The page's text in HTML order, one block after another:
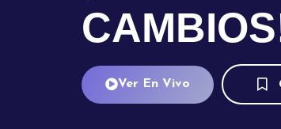
Ver En Vivo